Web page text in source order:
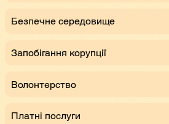
Безпечне середовище
Запобігання корупції
Волонтерство
Платні послуги